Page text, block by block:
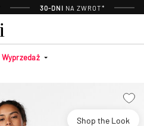
30-DNI NA ZWROT*
Wyprzedaż
Shop the Look